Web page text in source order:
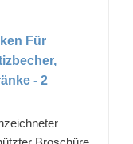
Für
- 2